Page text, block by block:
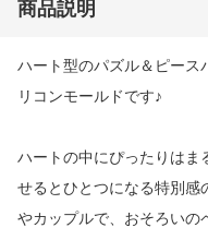
商品説明
ハート型のパズル＆ピース
リコンモールドです♪
ハートの中にぴったりはま
せるとひとつになる特別感
やカップルで、おそろいの